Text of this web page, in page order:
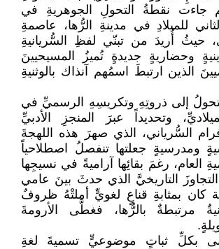
ثم جاءت نقطةُ التحولِ الجوهريةِ في
للميلادِ في مدينةِ الرُّها، عاصمةِ
حيثُ أُريدَ من تبنّي لفظِ السُّريانيةِ
وحضاريةٍ جديدةٍ تُميزُ المسيحيينَ
الذين ارتبطَ اسمُهم آنذاك بالوثنيةِ
إلى ذروتِهِ وتكريسِهِ الرسميِّ في
وتحديداً عبرَ المنجزِ الأدبيِّ
السُّرياني، الذي صهرَ هذه اللهجةَ
ومدرسيةٍ جعلتها تنفصلُ اصطلاحياً
العام، رغمَ بقائِها آراميةً في نسيجِها
التاريخيَّ الذي حدثَ بينَ عامي
ميلادية كان بمثابةِ قناعٍ لغويٍّ أملتْهُ ظروفٌ
مرتبطةٌ بالرُّها، فغطَّى الأرومةَ
بكلِّ ثباتٍ موضوعيٍّ تسميةَ لغةِ